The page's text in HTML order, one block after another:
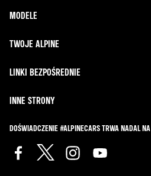
MODELE
TWOJE ALPINE
LINKI BEZPOŚREDNIE
INNE STRONY
DOŚWIADCZENIE #ALPINECARS TRWA NADAL NA